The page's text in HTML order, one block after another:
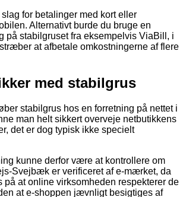
for betalinger med kort eller
Alternativt burde du bruge en
på stabilgruset fra eksempelvis ViaBill, i
at afbetale omkostningerne af flere
med stabilgrus
stabilgrus hos en forretning på nettet i
man helt sikkert overveje netbutikkens
det er dog typisk ikke specielt
kunne derfor være at kontrollere om
Svejbæk er verificeret af e-mærket, da
på at online virksomheden respekterer de
at e-shoppen jævnligt besigtiges af